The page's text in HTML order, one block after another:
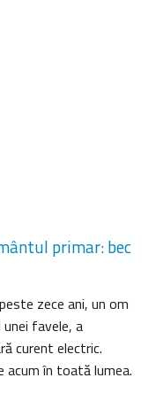
primar: bec
zece ani, un om
favele, a
curent electric.
acum în toată lumea.